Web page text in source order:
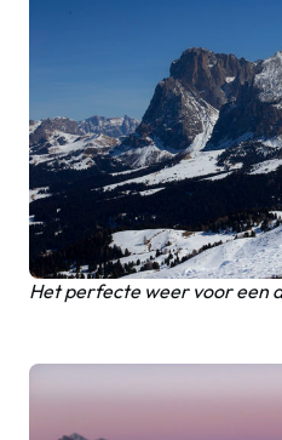
Het perfecte weer voor een